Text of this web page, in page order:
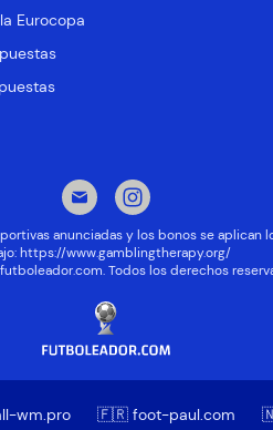
Eurocopa
anunciadas y los bonos se
https://www.gamblingtherapy.org/
Todos los derechos
wm.pro 🇫🇷 foot-paul.com